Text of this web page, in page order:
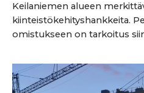
Keilaniemen alueen
kiinteistökehityshankkeita.
omistukseen on tarkoitus